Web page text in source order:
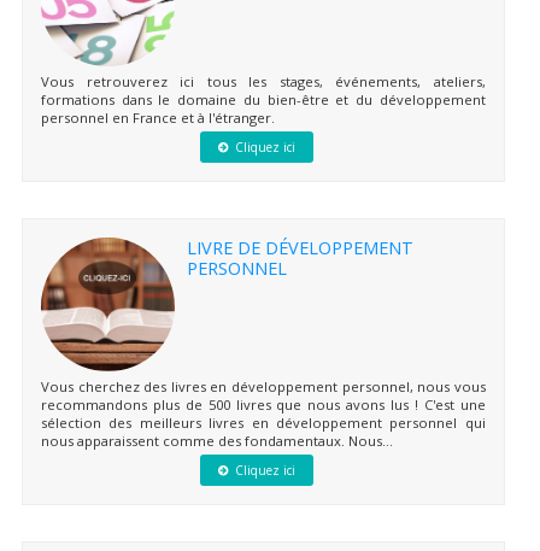
Vous retrouverez ici tous les stages, événements, ateliers,
formations dans le domaine du bien-être et du développement
personnel en France et à l'étranger.
Cliquez ici
LIVRE DE DÉVELOPPEMENT
PERSONNEL
Vous cherchez des livres en développement personnel, nous vous
recommandons plus de 500 livres que nous avons lus ! C'est une
sélection des meilleurs livres en développement personnel qui
nous apparaissent comme des fondamentaux. Nous...
Cliquez ici